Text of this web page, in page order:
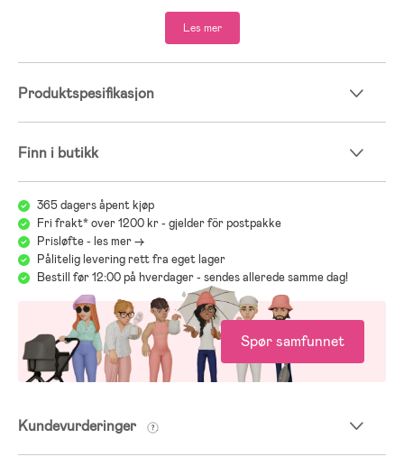
Les mer
Produktspesifikasjon
Finn i butikk
365 dagers åpent kjøp
Fri frakt* over 1200 kr - gjelder för postpakke
Prisløfte - les mer ->
Pålitelig levering rett fra eget lager
Bestill før 12:00 på hverdager - sendes allerede samme dag!
Spør samfunnet
Kundevurderinger